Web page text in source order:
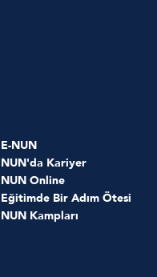
E-NUN
NUN'da Kariyer
NUN Online
Eğitimde Bir Adım Ötesi
NUN Kampları